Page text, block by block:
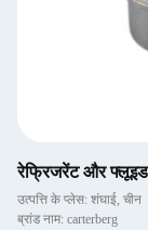
रेफ्रिजरेंट और
उत्पत्ति के प्लेस: शंघाई, चीन
ब्रांड नाम: carterberg